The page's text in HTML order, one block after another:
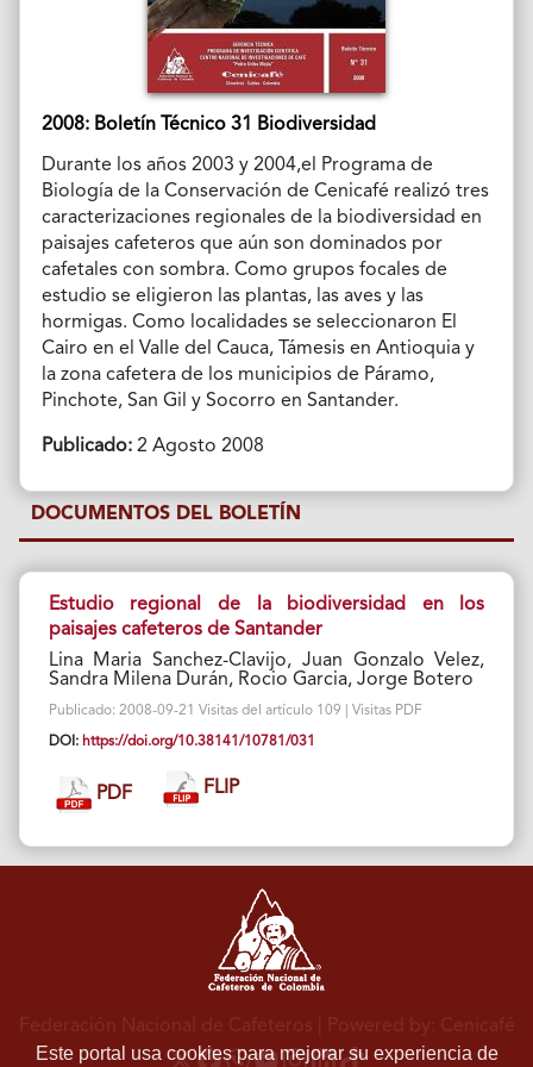
2008: Boletín Técnico 31 Biodiversidad
Durante los años 2003 y 2004,el Programa de
Biología de la Conservación de Cenicafé realizó tres
caracterizaciones regionales de la biodiversidad en
paisajes cafeteros que aún son dominados por
cafetales con sombra. Como grupos focales de
estudio se eligieron las plantas, las aves y las
hormigas. Como localidades se seleccionaron El
Cairo en el Valle del Cauca, Támesis en Antioquia y
la zona cafetera de los municipios de Páramo,
Pinchote, San Gil y Socorro en Santander.
Publicado:2 Agosto 2008
DOCUMENTOS DEL BOLETÍN
Estudio regional de la biodiversidad en los
paisajes cafeteros de Santander
Lina Maria Sanchez-Clavijo, Juan Gonzalo Velez,
Sandra Milena Durán, Rocio Garcia, Jorge Botero
Publicado: 2008-09-21 Visitas del artículo 109 | Visitas PDF
DOI: https://doi.org/10.38141/10781/031
PDF FLIP
Este portal usa cookies para mejorar su experiencia de
Federación Nacional de Cafeteros | Powered by: Cenicafé